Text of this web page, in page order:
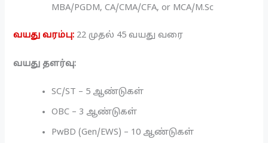
MBA/PGDM, CA/CMA/CFA, or MCA/M.Sc
வயது வரம்பு: 22 முதல் 45 வயது வரை
வயது தளர்வு:
SC/ST – 5 ஆண்டுகள்
OBC – 3 ஆண்டுகள்
PwBD (Gen/EWS) – 10 ஆண்டுகள்